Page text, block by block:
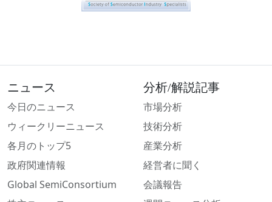
ニュース
今日のニュース
ウィークリーニュース
各月のトップ5
政府関連情報
Global SemiConsortium
分析/解説記事
市場分析
技術分析
産業分析
経営者に聞く
会議報告